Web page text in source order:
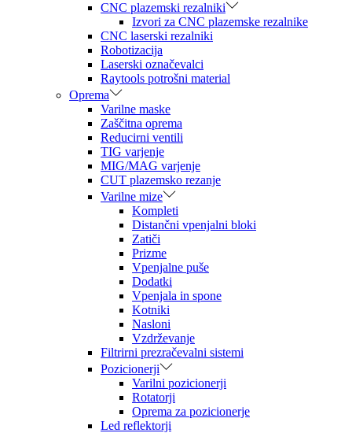
CNC plazemski rezalniki
Izvori za CNC plazemske rezalnike
CNC laserski rezalniki
Robotizacija
Laserski označevalci
Raytools potrošni material
Oprema
Varilne maske
Zaščitna oprema
Reducirni ventili
TIG varjenje
MIG/MAG varjenje
CUT plazemsko rezanje
Varilne mize
Kompleti
Distančni vpenjalni bloki
Zatiči
Prizme
Vpenjalne puše
Dodatki
Vpenjala in spone
Kotniki
Nasloni
Vzdrževanje
Filtrirni prezračevalni sistemi
Pozicionerji
Varilni pozicionerji
Rotatorji
Oprema za pozicionerje
Led reflektorji